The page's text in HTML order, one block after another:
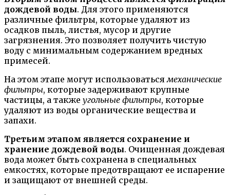
дождевой воды. Для этого применяются
различные фильтры, которые удаляют из
осадков пыль, листья, мусор и другие
загрязнения. Это позволяет получить чистую
воду с минимальным содержанием вредных
примесей.
На этом этапе могут использоватьсямеханические
фильтры, которые задерживают крупные
частицы, а также угольные фильтры, которые
удаляют из воды органические вещества и
запахи.
Третьим этапом является сохранение и
хранение дождевой воды. Очищенная дождевая
вода может быть сохранена в специальных
емкостях, которые предотвращают ее испарение
и защищают от внешней среды.